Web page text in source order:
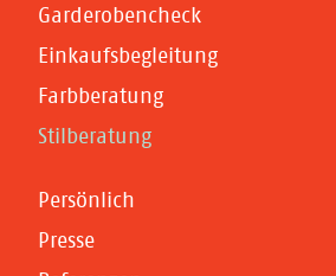
Garderobencheck
Einkaufsbegleitung
Farbberatung
Stilberatung
Persönlich
Presse